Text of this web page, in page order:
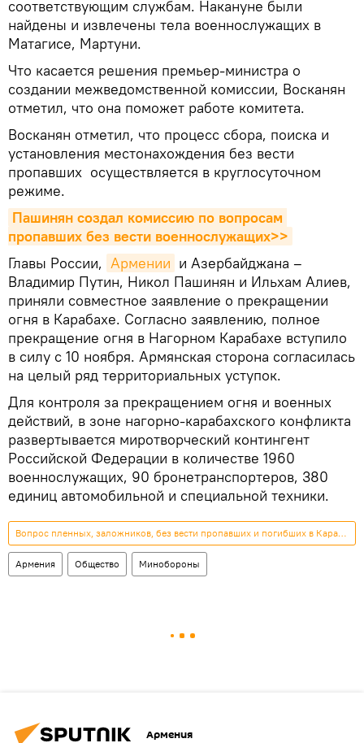
соответствующим службам. Накануне были
найдены и извлечены тела военнослужащих в
Матагисе, Мартуни.
Что касается решения премьер-министра о
создании межведомственной комиссии, Восканян
отметил, что она поможет работе комитета.
Восканян отметил, что процесс сбора, поиска и
установления местонахождения без вести
пропавших осуществляется в круглосуточном
режиме.
Пашинян создал комиссию по вопросам
пропавших без вести военнослужащих>>
Главы России, Армении и Азербайджана –
Владимир Путин, Никол Пашинян и Ильхам Алиев,
приняли совместное заявление о прекращении
огня в Карабахе. Согласно заявлению, полное
прекращение огня в Нагорном Карабахе вступило
в силу с 10 ноября. Армянская сторона согласилась
на целый ряд территориальных уступок.
Для контроля за прекращением огня и военных
действий, в зоне нагорно-карабахского конфликта
развертывается миротворческий контингент
Российской Федерации в количестве 1960
военнослужащих, 90 бронетранспортеров, 380
единиц автомобильной и специальной техники.
Вопрос пленных, заложников, без вести пропавших и погибших в Карабахе
Армения Общество Минобороны
Армения